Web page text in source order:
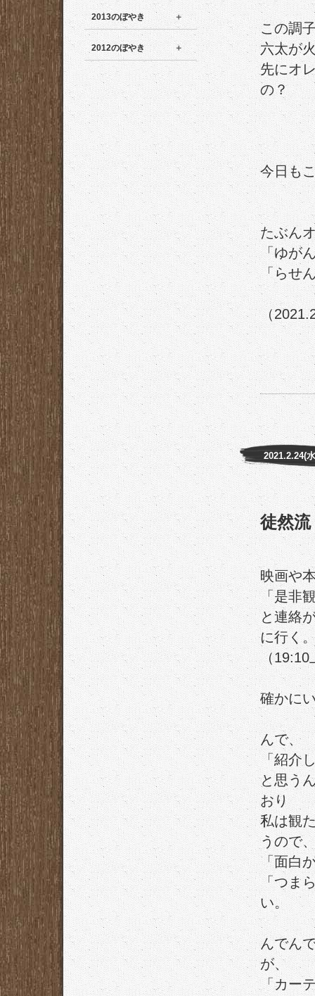
2013のぼやき
2012のぼやき
この調
六太が
先にオ
の？
今日も
たぶん
「ゆが
「らせ
（
2021.2.24(
徒然
映画や
「是非
と連絡
に行く
（
確かに
んで、
「紹介
と思う
おり
私は観
うので
「面白
「つま
い。
んでん
が、
「カー